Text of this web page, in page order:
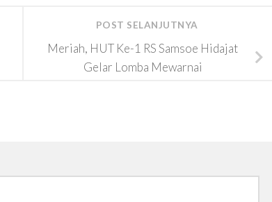
POST SELANJUTNYA
Meriah, HUT Ke-1 RS Samsoe Hidajat
Gelar Lomba Mewarnai